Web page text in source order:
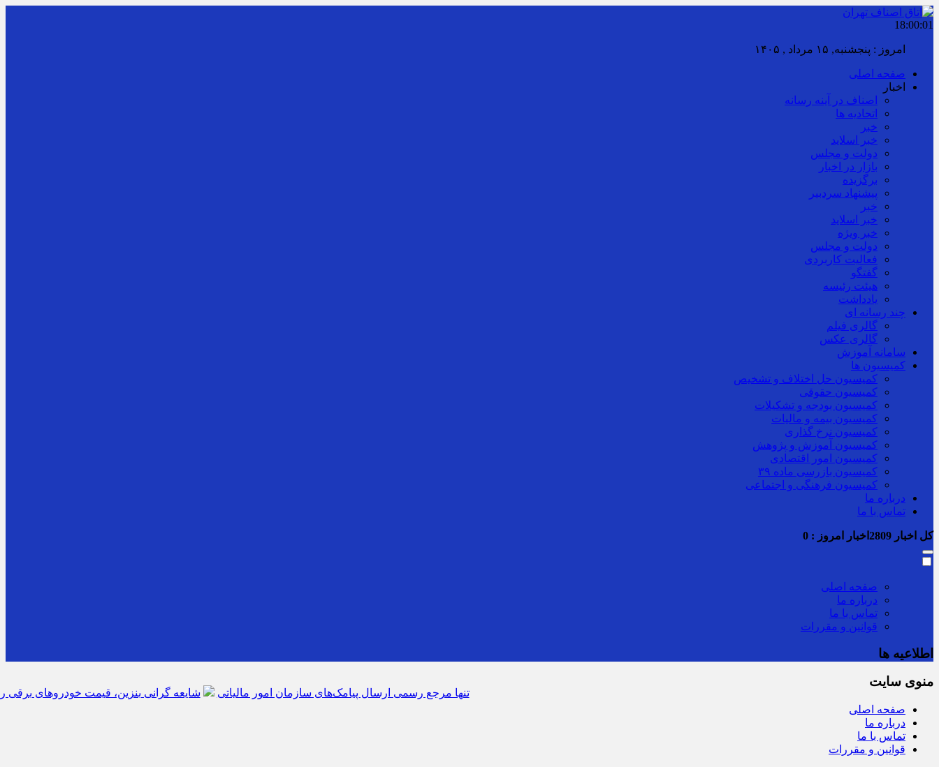
18:00:02
امروز : پنجشنبه, ۱۵ مرداد , ۱۴۰۵
صفحه اصلی
اخبار
اصناف در آینه رسانه
اتحادیه ها
خبر
خبر اسلايد
دولت و مجلس
بازار در اخبار
برگزیده
پیشنهاد سردبیر
خبر
خبر اسلايد
خبر ویژه
دولت و مجلس
فعالیت کاربردی
گفتگو
هیئت رئیسه
یادداشت
چند رسانه ای
گالری فیلم
گالری عکس
سامانه آموزش
کمیسیون ها
کمیسیون حل اختلاف و تشخیص
کمیسیون حقوقی
کمیسیون بودجه و تشکیلات
کمیسیون بیمه و مالیات
کمیسیون نرخ گذاری
کمیسیون آموزش و پژوهش
کمیسیون امور اقتصادی
کمیسیون بازرسی ماده ۳۹
کمیسیون فرهنگی و اجتماعی
درباره ما
تماس با ما
کل اخبار اخبار امروز : 0
صفحه اصلی
درباره ما
تماس با ما
قوانین و مقررات
اطلاعیه ها
سرشماره «MALIAT» تنها مرجع رسمی ارسال پیامک‌های سازمان امور مالیاتی شایعه گرانی بنزین، قیمت خودروهای برقی را بالا برد موکب
منوی سایت
صفحه اصلی
درباره ما
تماس با ما
قوانین و مقررات